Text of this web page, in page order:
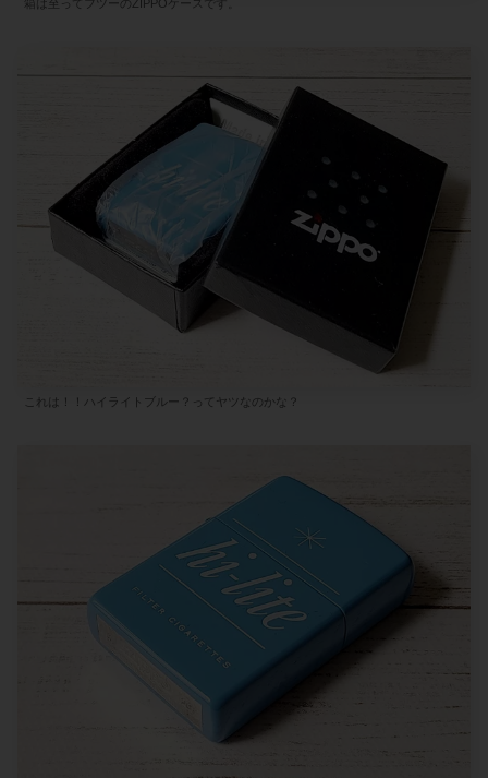
箱は至ってフツーのZIPPOケースです。
これは！！ハイライトブルー？ってヤツなのかな？